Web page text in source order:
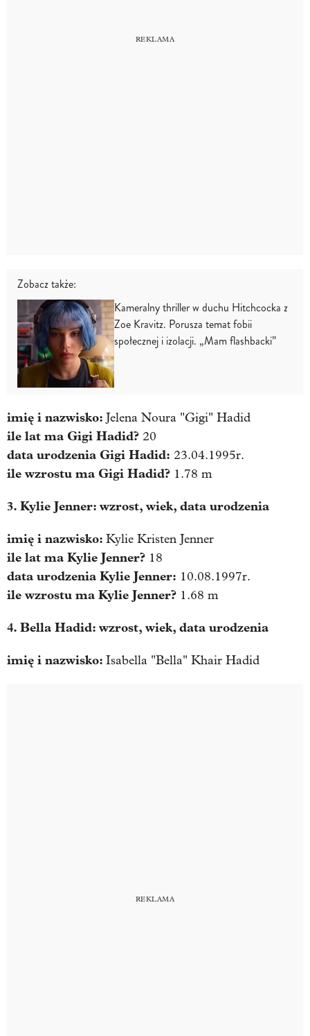
Zobacz także:
Kameralny thriller w duchu Hitchcocka z
Zoe Kravitz. Porusza temat fobii
społecznej i izolacji. „Mam flashbacki”
imię i nazwisko: Jelena Noura "Gigi" Hadid
ile lat ma Gigi Hadid? 20
data urodzenia Gigi Hadid: 23.04.1995r.
ile wzrostu ma Gigi Hadid? 1.78 m
3. Kylie Jenner: wzrost, wiek, data urodzenia
imię i nazwisko: Kylie Kristen Jenner
ile lat ma Kylie Jenner? 18
data urodzenia Kylie Jenner: 10.08.1997r.
ile wzrostu ma Kylie Jenner? 1.68 m
4. Bella Hadid: wzrost, wiek, data urodzenia
imię i nazwisko: Isabella "Bella" Khair Hadid